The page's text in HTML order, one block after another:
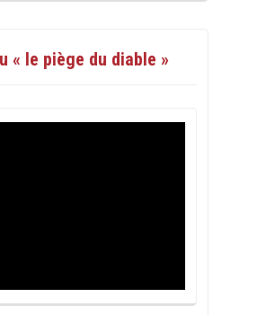
« le piège du diable »